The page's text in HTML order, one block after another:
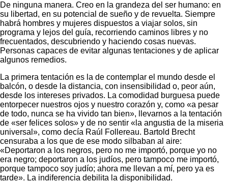
De ninguna manera. Creo en la grandeza del ser humano: en
su libertad, en su potencial de sueño y de revuelta. Siempre
habrá hombres y mujeres dispuestos a viajar solos, sin
programa y lejos del guía, recorriendo caminos libres y no
frecuentados, descubriendo y haciendo cosas nuevas.
Personas capaces de evitar algunas tentaciones y de aplicar
algunos remedios.
La primera tentación es la de contemplar el mundo desde el
balcón, o desde la distancia, con insensibilidad o, peor aún,
desde los intereses privados. La comodidad burguesa puede
entorpecer nuestros ojos y nuestro corazón y, como «a pesar
de todo, nunca se ha vivido tan bien», llevarnos a la tentación
de «ser felices solos» y de no sentir «la angustia de la miseria
universal», como decía Raúl Follereau. Bartold Brecht
censuraba a los que de ese modo silbaban al aire:
«Deportaron a los negros, pero no me importó, porque yo no
era negro; deportaron a los judíos, pero tampoco me importó,
porque tampoco soy judío; ahora me llevan a mí, pero ya es
tarde». La indiferencia debilita la disponibilidad.